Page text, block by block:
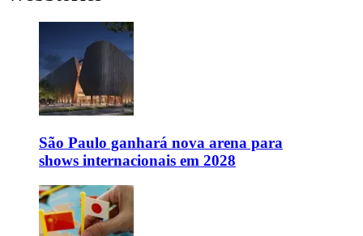
São Paulo ganhará nova arena para
shows internacionais em 2028